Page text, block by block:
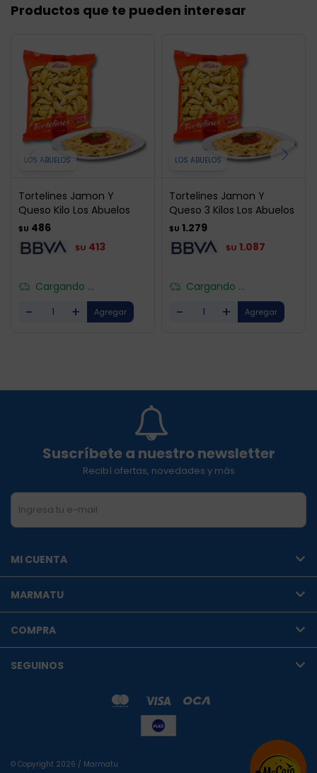
Productos que te pueden interesar
LOS ABUELOS
Tortelines Jamon Y
Queso Kilo Los Abuelos
$U 486
$U 413
Cargando ...
- +
LOS ABUELOS
Tortelines Jamon Y
Queso 3 Kilos Los Abuelos
$U 1.279
$U 1.087
Cargando ...
- +
Suscríbete a nuestro newsletter
Recibí ofertas, novedades y más
MI CUENTA
MARMATU
COMPRA
SEGUINOS
© Copyright 2026 / Marmatu